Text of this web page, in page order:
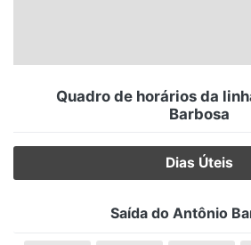
Quadro de horários da
Barbosa
Dias Úteis
Saída do Antônio